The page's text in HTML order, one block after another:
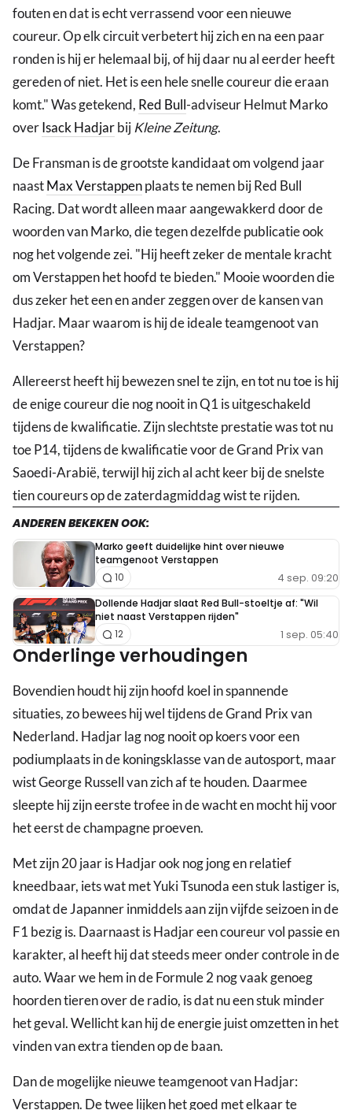
fouten en dat is echt verrassend voor een nieuwe
coureur. Op elk circuit verbetert hij zich en na een paar
ronden is hij er helemaal bij, of hij daar nu al eerder heeft
gereden of niet. Het is een hele snelle coureur die eraan
komt." Was getekend, Red Bull-adviseur Helmut Marko
overIsack HadjarbijKleine Zeitung.
De Fransman is de grootste kandidaat om volgend jaar
naastMax Verstappenplaats te nemen bij Red Bull
Racing. Dat wordt alleen maar aangewakkerd door de
woorden van Marko, die tegen dezelfde publicatie ook
nog het volgende zei. "Hij heeft zeker de mentale kracht
om Verstappen het hoofd te bieden." Mooie woorden die
dus zeker het een en ander zeggen over de kansen van
Hadjar. Maar waarom is hij de ideale teamgenoot van
Verstappen?
Allereerst heeft hij bewezen snel te zijn, en tot nu toe is hij
de enige coureur die nog nooit in Q1 is uitgeschakeld
tijdens de kwalificatie. Zijn slechtste prestatie was tot nu
toe P14, tijdens de kwalificatie voor de Grand Prix van
Saoedi-Arabië, terwijl hij zich al acht keer bij de snelste
tien coureurs op de zaterdagmiddag wist te rijden.
ANDEREN BEKEKEN OOK:
Marko geeft duidelijke hint over nieuwe
teamgenoot Verstappen
4 sep. 09:20
10
Dollende Hadjar slaat Red Bull-stoeltje af: "Wil
niet naast Verstappen rijden"
1 sep. 05:40
12
Onderlinge verhoudingen
Bovendien houdt hij zijn hoofd koel in spannende
situaties, zo bewees hij wel tijdens de Grand Prix van
Nederland. Hadjar lag nog nooit op koers voor een
podiumplaats in de koningsklasse van de autosport, maar
wist George Russell van zich af te houden. Daarmee
sleepte hij zijn eerste trofee in de wacht en mocht hij voor
het eerst de champagne proeven.
Met zijn 20 jaar is Hadjar ook nog jong en relatief
kneedbaar, iets wat met Yuki Tsunoda een stuk lastiger is,
omdat de Japanner inmiddels aan zijn vijfde seizoen in de
F1 bezig is. Daarnaast is Hadjar een coureur vol passie en
karakter, al heeft hij dat steeds meer onder controle in de
auto. Waar we hem in de Formule 2 nog vaak genoeg
hoorden tieren over de radio, is dat nu een stuk minder
het geval. Wellicht kan hij de energie juist omzetten in het
vinden van extra tienden op de baan.
Dan de mogelijke nieuwe teamgenoot van Hadjar:
Verstappen. De twee lijken het goed met elkaar te